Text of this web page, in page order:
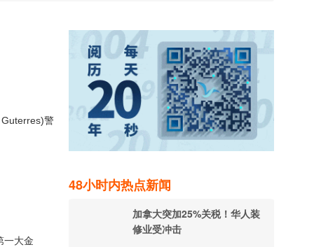
警
一大金
48小时内热点新闻
加拿大突加25%关税！华人装
修业受冲击